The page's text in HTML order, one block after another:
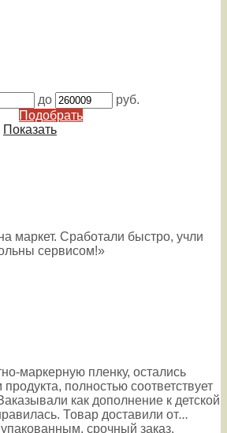
до
руб.
Подобрать
Показать
маркет. Сработали быстро, учли
сервисом!»
маркерную пленку, остались
полностью соответствует
как дополнение к детской
Товар доставили от...
срочный заказ,